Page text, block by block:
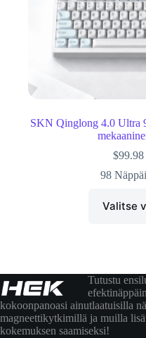
SKN Qinglong 4.0 Ultra
$99.98
98
Valitse
Tutustu
kokoonpanoasi ainutlaatuisilla
magneettikytkimillä ja muilla
kokemuksen saamiseksi!